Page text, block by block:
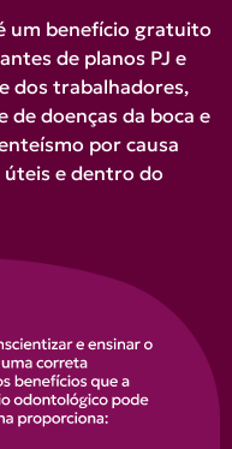
um benefício gratuito
de planos PJ e
dos trabalhadores,
de doenças da boca e
por causa
e dentro do